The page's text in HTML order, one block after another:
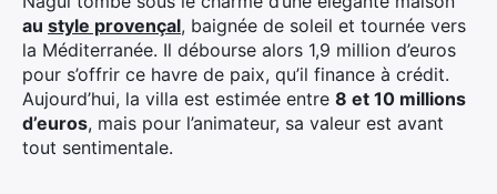
au style provençal, baignée de soleil et tournée vers
la Méditerranée. Il débourse alors 1,9 million d’euros
pour s’offrir ce havre de paix, qu’il finance à crédit.
Aujourd’hui, la villa est estimée entre 8 et 10 millions
d’euros, mais pour l’animateur, sa valeur est avant
tout sentimentale.